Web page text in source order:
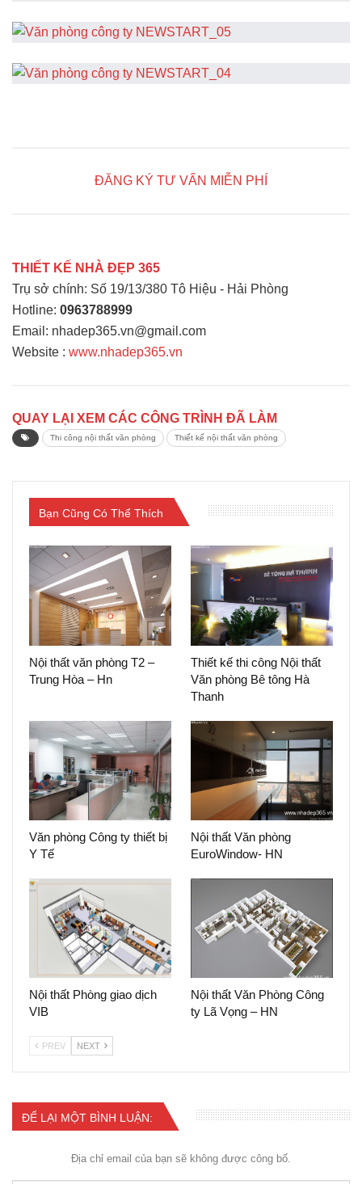
ĐĂNG KÝ TƯ VẤN MIỄN PHÍ
THIẾT KẾ NHÀ ĐẸP 365
Trụ sở chính: Số 19/13/380 Tô Hiệu - Hải Phòng
Hotline: 0963788999
Email: nhadep365.vn@gmail.com
Website : www.nhadep365.vn
QUAY LẠI XEM CÁC CÔNG TRÌNH ĐÃ LÀM
Thi công nội thất văn phòng Thiết kế nội thất văn phòng
Bạn Cũng Có Thể Thích
Nội thất văn phòng T2 –
Trung Hòa – Hn
Thiết kế thi công Nội thất
Văn phòng Bê tông Hà
Thanh
Văn phòng Công ty thiết bị
Y Tế
Nội thất Văn phòng
EuroWindow- HN
Nội thất Phòng giao dịch
VIB
Nội thất Văn Phòng Công
ty Lã Vọng – HN
PREV NEXT
ĐỂ LẠI MỘT BÌNH LUẬN:
Địa chỉ email của bạn sẽ không được công bố.